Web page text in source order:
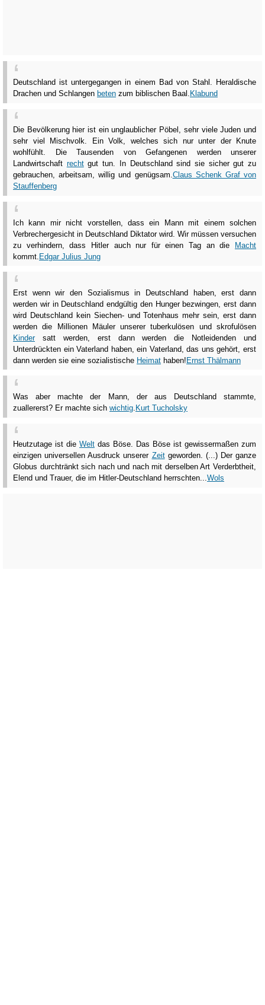
Deutschland ist untergegangen in einem Bad von Stahl. Heraldische
Drachen und Schlangen beten zum biblischen Baal. Klabund
Die Bevölkerung hier ist ein unglaublicher Pöbel, sehr viele Juden und
sehr viel Mischvolk. Ein Volk, welches sich nur unter der Knute
wohlfühlt. Die Tausenden von Gefangenen werden unserer
Landwirtschaft rechtgut tun. In Deutschland sind sie sicher gut zu
gebrauchen, arbeitsam, willig und genügsam.Claus Schenk Graf von
Stauffenberg
Ich kann mir nicht vorstellen, dass ein Mann mit einem solchen
Verbrechergesicht in Deutschland Diktator wird. Wir müssen versuchen
zu verhindern, dass Hitler auch nur für einen Tag an die Macht
kommt. Edgar Julius Jung
Erst wenn wir den Sozialismus in Deutschland haben, erst dann
werden wir in Deutschland endgültig den Hunger bezwingen, erst dann
wird Deutschland kein Siechen- und Totenhaus mehr sein, erst dann
werden die Millionen Mäuler unserer tuberkulösen und skrofulösen
Kindersatt werden, erst dann werden die Notleidenden und
Unterdrückten ein Vaterland haben, ein Vaterland, das uns gehört, erst
dann werden sie eine sozialistische Heimat haben! Ernst Thälmann
Was aber machte der Mann, der aus Deutschland stammte,
zuallererst? Er machte sich wichtig. Kurt Tucholsky
Heutzutage ist die Welt das Böse. Das Böse ist gewissermaßen zum
einzigen universellen Ausdruck unserer Zeitgeworden. (...) Der ganze
Globus durchtränkt sich nach und nach mit derselben Art Verderbtheit,
Elend und Trauer, die im Hitler-Deutschland herrschten...Wols